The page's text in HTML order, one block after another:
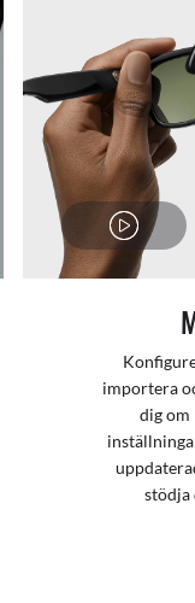
importera
dig om
stödja